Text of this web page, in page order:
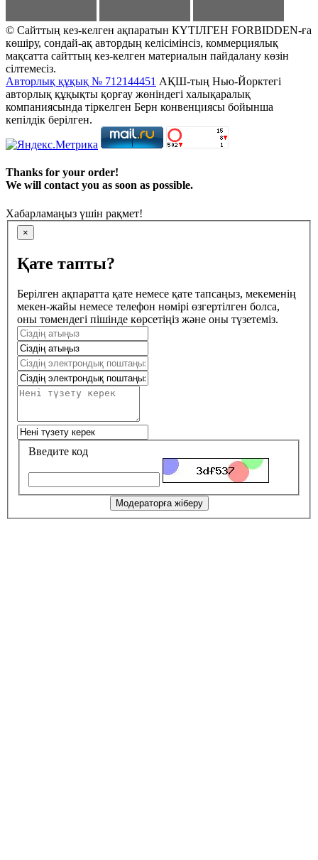
© Сайттың кез-келген ақпаратын КҮТІЛГЕН FORBIDDEN-ға
көшіру, сондай-ақ автордың келісімінсіз, коммерциялық
мақсатта сайттың кез-келген материалын пайдалану көзін
сілтемесіз.
Авторлық құқық № 712144451 АҚШ-тың Нью-Йорктегі
авторлық құқықты қорғау жөніндегі халықаралық
компаниясында тіркелген Берн конвенциясы бойынша
кепілдік берілген.
Thanks for your order!
We will contact you as soon as possible.
Хабарламаңыз үшін рақмет!
×
Қате тапты?
Берілген ақпаратта қате немесе қате тапсаңыз, мекеменің
мекен-жайы немесе телефон нөмірі өзгертілген болса,
оны төмендегі пішінде көрсетіңіз және оны түзетеміз.
Введите код
Модераторға жіберу